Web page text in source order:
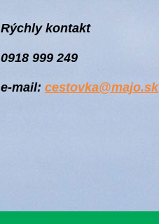
Rýchly kontakt
0918 999 249
e-mail: cestovka@majo.sk